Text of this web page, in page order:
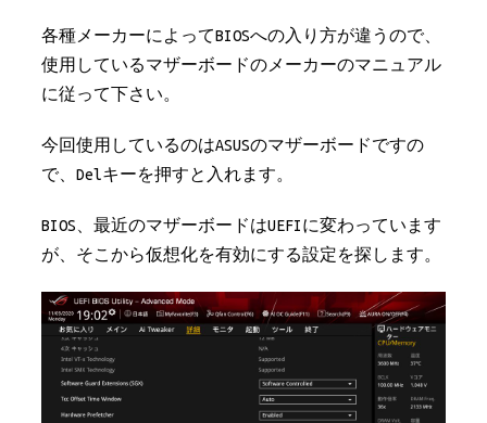
各種メーカーによってBIOSへの入り方が違うので、
使用しているマザーボードのメーカーのマニュアル
に従って下さい。
今回使用しているのはASUSのマザーボードですの
で、Delキーを押すと入れます。
BIOS、最近のマザーボードはUEFIに変わっています
が、そこから仮想化を有効にする設定を探します。